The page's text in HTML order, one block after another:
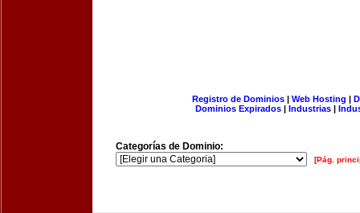
Registro de Dominios| Web Hosting |
Dominios Expirados | Industrias |
Categorías de Dominio:
[Pág.